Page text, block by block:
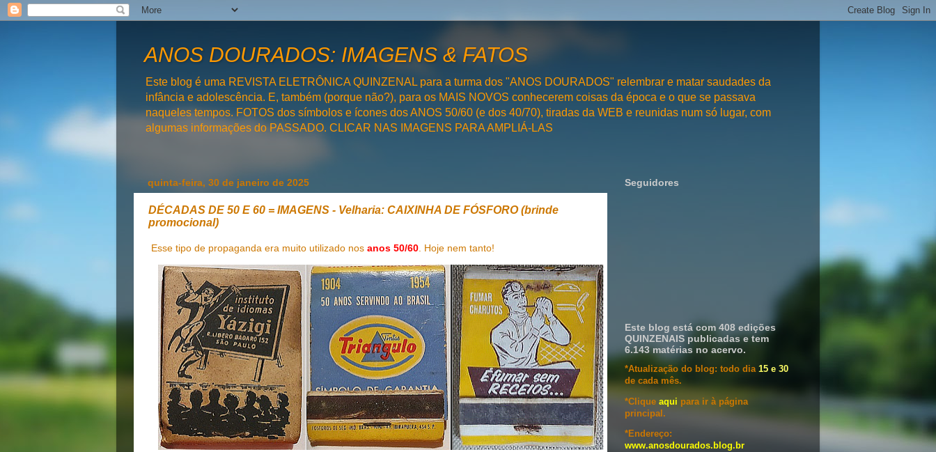
ANOS DOURADOS: IMAGENS & FATOS
Este blog é uma REVISTA ELETRÔNICA QUINZENAL para a turma dos "ANOS DOURADOS" relembrar e matar saudades da
infância e adolescência. E, também (porque não?), para os MAIS NOVOS conhecerem coisas da época e o que se passava
naqueles tempos. FOTOS dos símbolos e ícones dos ANOS 50/60 (e dos 40/70), tiradas da WEB e reunidas num só lugar, com
algumas informações do PASSADO. CLICAR NAS IMAGENS PARA AMPLIÁ-LAS
quinta-feira, 30 de janeiro de 2025
DÉCADAS DE 50 E 60 = IMAGENS - Velharia: CAIXINHA DE FÓSFORO (brinde
promocional)
Esse tipo de propaganda era muito utilizado nos anos 50/60. Hoje nem tanto!
Seguidores
Este blog está com 408 edições
QUINZENAIS publicadas e tem
6.143 matérias no acervo.
*Atualização do blog: todo dia 15 e 30
de cada mês.
*Clique aqui para ir à página
principal.
*Endereço:
www.anosdourados.blog.br